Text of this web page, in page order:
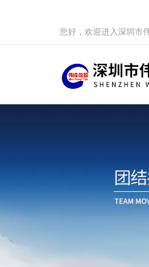
您好，欢迎进入深圳市